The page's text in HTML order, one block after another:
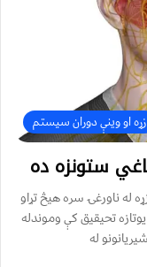
زړه او وینې دوران سیستم
ستونزه ده
له ناورغۍ سره هيڅ تړاو
تحيقيق كې وموندله
له